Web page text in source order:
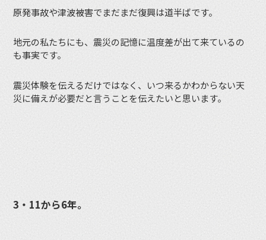
原発事故や津波被害でまだまだ復興は道半ばです。
地元の私たちにも、震災の記憶に温度差が出て来ているの
も事実です。
震災体験を伝えるだけではなく、いつ来るかわからない天
災に備えが必要だと言うことを伝えたいと思います。
3・11から6年。